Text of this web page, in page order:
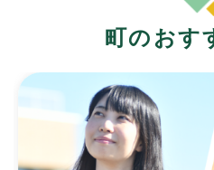
町のおす